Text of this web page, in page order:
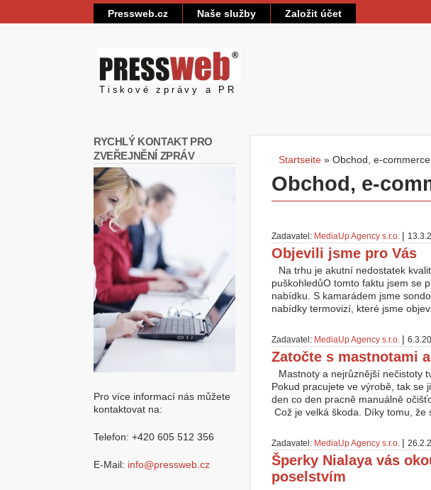
Pressweb.cz Naše služby Založit účet
Pressweb
Tiskové zprávy a PR
Sie sind hier
Startseite » Obchod, e-commerce
Obchod, e-
Zadavatel: MediaUp Agency s.r.o. |
Objevili jsme pro Vás
Na trhu je akutní nedostatek
puškohledůO tomto faktu jsem se
nabídku. S kamarádem jsme
nabídky termovizí, které jsme
Zadavatel: MediaUp Agency s.r.o. |
Zatočte s mastnotami
Mastnoty a nejrůznější nečistoty
Pokud pracujete ve výrobě, tak se
den co den pracně manuálně
Což je velká škoda. Díky tomu,
Zadavatel: MediaUp Agency s.r.o. |
Šperky Nialaya vás
poselstvím
RYCHLÝ KONTAKT PRO
ZVEŘEJNĚNÍ ZPRÁV
Pro více informací nás můžete
kontaktovat na:
Telefon: +420 605 512 356
E-Mail: info@pressweb.cz